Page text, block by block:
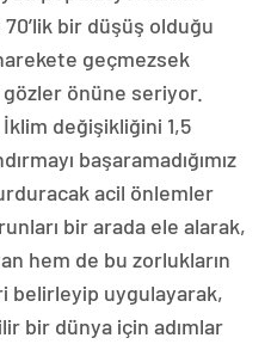
bir düşüş olduğu
geçmezsek
gözler önüne seriyor.
değişikliğini 1,5
başaramadığımız
acil önlemler
bir arada ele alarak,
hem de bu zorlukların
belirleyip uygulayarak,
bir dünya için adımlar